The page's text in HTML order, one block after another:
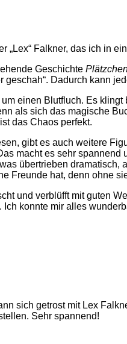
„Lex“ Falkner, das ich in
Geschichte
Dadurch kann
einen Blutfluch. Es
als sich das magische
das Chaos perfekt.
gibt es auch weitere
macht es sehr
übertrieben
Freunde hat, denn ohne
und verblüfft mit guten
konnte mir alles
sich getrost mit Lex
Sehr spannend!